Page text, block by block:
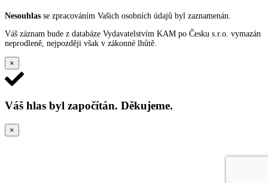
Nesouhlas se zpracováním Vašich osobních údajů byl zaznamenán.
Váš záznam bude z databáze Vydavatelstvím KAM po Česku s.r.o. vymazán
neprodleně, nejpozději však v zákonné lhůtě.
×
Váš hlas byl započítán. Děkujeme.
×